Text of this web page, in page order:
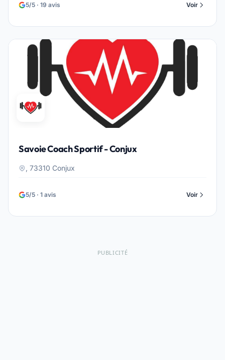
5/5 · 19 avis Voir
Savoie Coach Sportif - Conjux
, 73310 Conjux
5/5 · 1 avis Voir
PUBLICITÉ